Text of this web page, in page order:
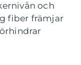
och
fiber främjar